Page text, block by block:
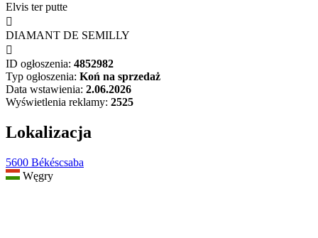
Elvis ter putte

DIAMANT DE SEMILLY

ID ogłoszenia: 4852982
Typ ogłoszenia: Koń na sprzedaż
Data wstawienia: 2.06.2026
Wyświetlenia reklamy: 2525
Lokalizacja
5600 Békéscsaba
Węgry